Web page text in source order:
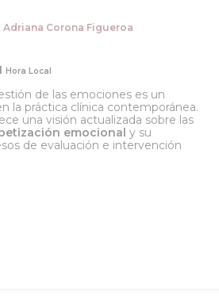
Adriana Corona Figueroa
Hora Local
de las emociones es un
la práctica clínica contemporánea.
una visión actualizada sobre las
emocional y su
de evaluación e intervención